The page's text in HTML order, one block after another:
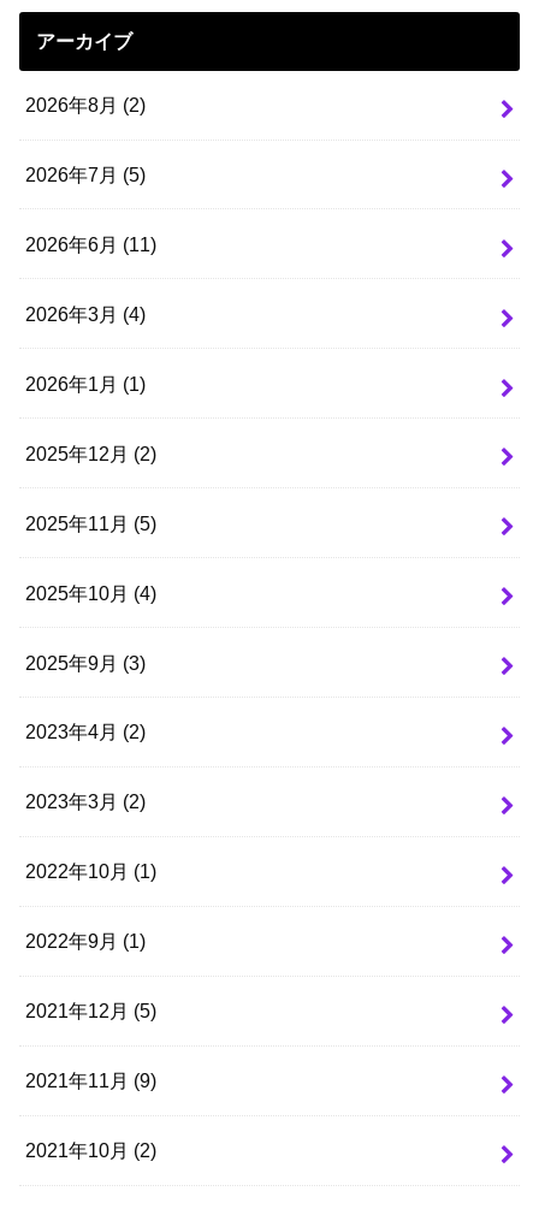
アーカイブ
2026年8月 (2)
2026年7月 (5)
2026年6月 (11)
2026年3月 (4)
2026年1月 (1)
2025年12月 (2)
2025年11月 (5)
2025年10月 (4)
2025年9月 (3)
2023年4月 (2)
2023年3月 (2)
2022年10月 (1)
2022年9月 (1)
2021年12月 (5)
2021年11月 (9)
2021年10月 (2)